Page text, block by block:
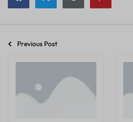
Previous Post